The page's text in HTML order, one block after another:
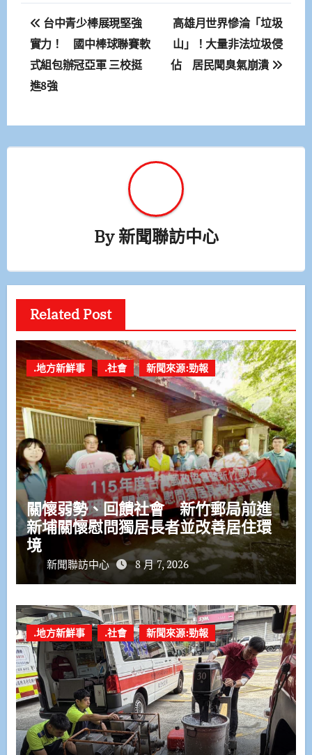
文
章
導
覽
台中青少棒展現堅強
實力！ 國中棒球聯賽軟
式組包辦冠亞軍 三校挺
進8強
高雄月世界慘淪「垃圾
山」！大量非法垃圾侵
佔 居民聞臭氣崩潰
By新聞聯訪中心
Related Post
.地方新鮮事 .社會 新聞來源:勁報
關懷弱勢、回饋社會 新竹郵局前進
新埔關懷慰問獨居長者並改善居住環
境
新聞聯訪中心 8 月 7, 2026
.地方新鮮事 .社會 新聞來源:勁報